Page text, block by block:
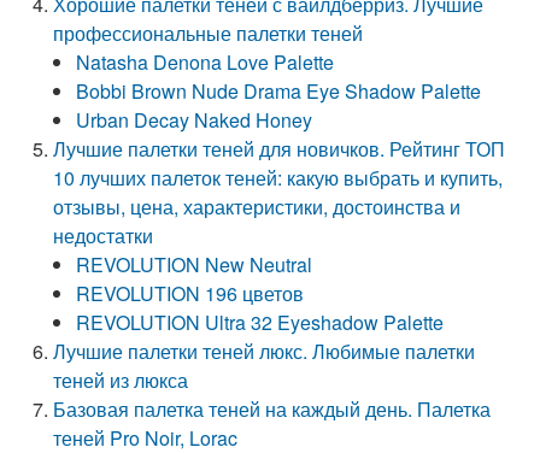
профессиональные палетки теней
Natasha Denona Love Palette
Bobbi Brown Nude Drama Eye Shadow Palette
Urban Decay Naked Honey
Лучшие палетки теней для новичков. Рейтинг ТОП
10 лучших палеток теней: какую выбрать и купить,
отзывы, цена, характеристики, достоинства и
недостатки
REVOLUTION New Neutral
REVOLUTION 196 цветов
REVOLUTION Ultra 32 Eyeshadow Palette
Лучшие палетки теней люкс. Любимые палетки
теней из люкса
Базовая палетка теней на каждый день. Палетка
теней Pro Noir, Lorac